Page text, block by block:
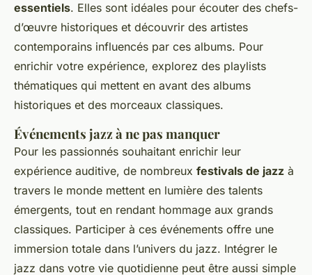
essentiels. Elles sont idéales pour écouter des chefs-
d’œuvre historiques et découvrir des artistes
contemporains influencés par ces albums. Pour
enrichir votre expérience, explorez des playlists
thématiques qui mettent en avant des albums
historiques et des morceaux classiques.
Événements jazz à ne pas manquer
Pour les passionnés souhaitant enrichir leur
expérience auditive, de nombreux festivals de jazz à
travers le monde mettent en lumière des talents
émergents, tout en rendant hommage aux grands
classiques. Participer à ces événements offre une
immersion totale dans l’univers du jazz. Intégrer le
jazz dans votre vie quotidienne peut être aussi simple